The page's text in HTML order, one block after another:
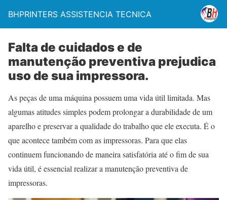
BHPRINTERS ASSISTENCIA TECNICA
Falta de cuidados e de
manutenção preventiva prejudica
uso de sua impressora.
As peças de uma máquina possuem uma vida útil limitada. Mas
algumas atitudes simples podem prolongar a durabilidade de um
aparelho e preservar a qualidade do trabalho que ele executa. É o
que acontece também com as impressoras. Para que elas
continuem funcionando de maneira satisfatória até o fim de sua
vida útil, é essencial realizar a manutenção preventiva de
impressoras.